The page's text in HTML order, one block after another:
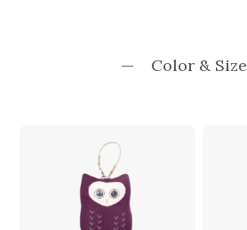
Color & Size